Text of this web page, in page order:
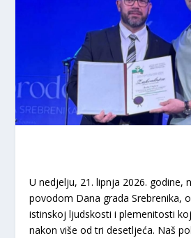
​U nedjelju, 21. lipnja 2026. godine,
povodom Dana grada Srebrenika,
istinskoj ljudskosti i plemenitosti
nakon više od tri desetljeća. Naš